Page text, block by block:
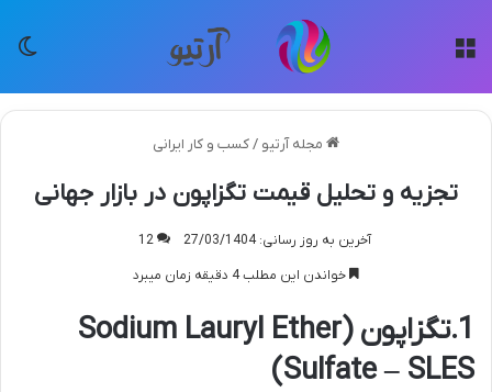
مجله آرتیو /کسب و کار ایرانی
تجزیه و تحلیل قیمت تگزاپون در بازار جهانی
آخرین به روز رسانی: 27/03/1404
12
خواندن این مطلب 4 دقیقه زمان میبرد
1.تگزاپون (Sodium Lauryl Ether
Sulfate – SLES)